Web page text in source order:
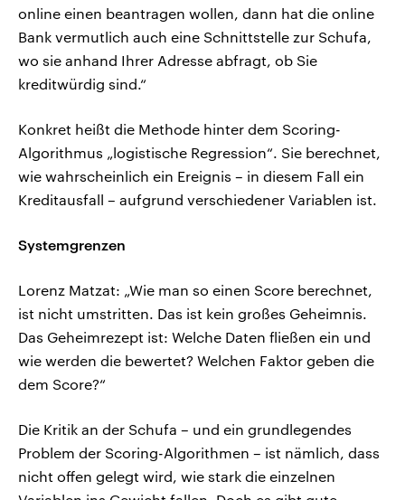
online einen beantragen wollen, dann hat die online
Bank vermutlich auch eine Schnittstelle zur Schufa,
wo sie anhand Ihrer Adresse abfragt, ob Sie
kreditwürdig sind.“
Konkret heißt die Methode hinter dem Scoring-
Algorithmus „logistische Regression“. Sie berechnet,
wie wahrscheinlich ein Ereignis – in diesem Fall ein
Kreditausfall – aufgrund verschiedener Variablen ist.
Systemgrenzen
Lorenz Matzat: „Wie man so einen Score berechnet,
ist nicht umstritten. Das ist kein großes Geheimnis.
Das Geheimrezept ist: Welche Daten fließen ein und
wie werden die bewertet? Welchen Faktor geben die
dem Score?“
Die Kritik an der Schufa – und ein grundlegendes
Problem der Scoring-Algorithmen – ist nämlich, dass
nicht offen gelegt wird, wie stark die einzelnen